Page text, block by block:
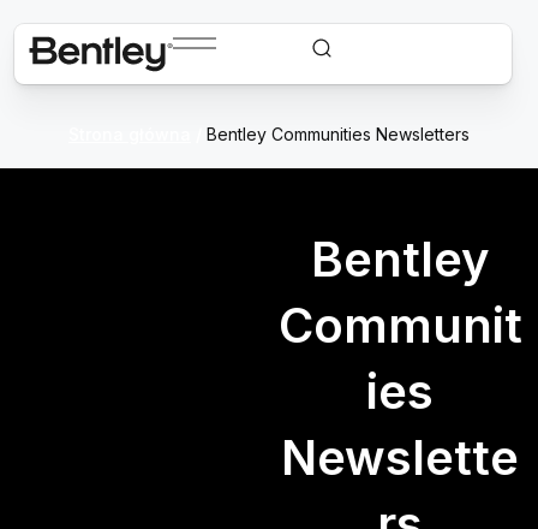
Bentley Communities Newsletters
Bentley
Communit
ies
Newslette